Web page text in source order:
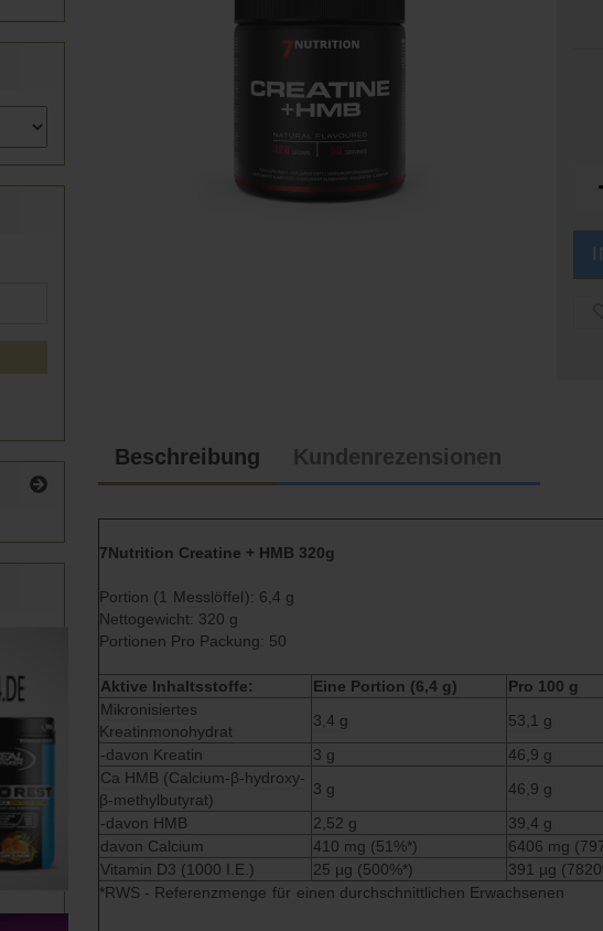
Beschreibung Kundenrezensionen
7Nutrition Creatine + HMB 320g
Portion (1 Messlöffel): 6,4 g
Nettogewicht: 320 g
Portionen Pro Packung: 50
Aktive Inhaltsstoffe: Eine Portion (6,4 g)
Pro 100 g
Mikronisiertes
Kreatinmonohydrat
3,4 g
53,1 g
-davon Kreatin
3 g
46,9 g
Ca HMB (Calcium-β-hydroxy-
β-methylbutyrat)
3 g
46,9 g
-davon HMB
2,52 g
39,4 g
davon Calcium
410 mg (51%*)
6406 mg
Vitamin D3 (1000 I.E.)
25 µg (500%*)
391 µg
*RWS - Referenzmenge für einen durchschnittlichen Erwachsenen